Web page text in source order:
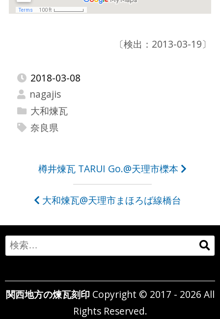
〔検出：2013-03-19〕
2018-03-08
nagajis
大和煉瓦
奈良県
ビ
ゲ
ー
シ
ョ
樽井煉瓦 TARUI Go.@天理市櫟本
大和煉瓦@天理市まほろば線橋台
Search
for:
関西地方の煉瓦刻印 Copyright © 2017 - 2026 All
Rights Reserved.